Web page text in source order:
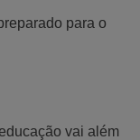
para o
vai além